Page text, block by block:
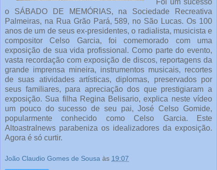
o SÁBADO DE MEMÓRIAS, na Sociedade Recreativa
Palmeiras, na Rua Grão Pará, 589, no São Lucas. Os 100
anos de um de seus ex-presidentes, o radialista, musicista e
compositor Celso Garcia, foi comemorado com uma
exposição de sua vida profissional. Como parte do evento,
vasta recordação com exposição de discos, reportagens da
grande imprensa mineira, instrumentos musicais, recortes
de suas atividades artísticas, diplomas, preservados por
seus familiares, para apreciação dos que prestigiaram a
exposição. Sua filha Regina Belisario, explica neste vídeo
um pouco do sucesso de seu pai, José Celso Gomide,
popularmente conhecido como Celso Garcia. Este
Altoastralnews parabeniza os idealizadores da exposição.
Agora é só curtir.
João Claudio Gomes de Sousa às 19:07